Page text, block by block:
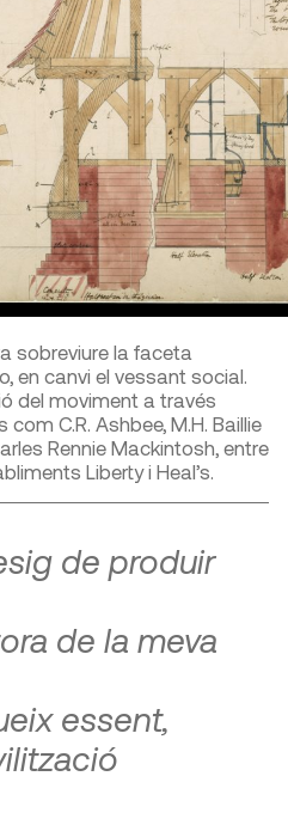
sobreviure la faceta
en canvi el vessant social.
del moviment a través
C.R. Ashbee, M.H. Baillie
Rennie Mackintosh, entre
Liberty i Heal’s.
de produir
de la meva
essent,